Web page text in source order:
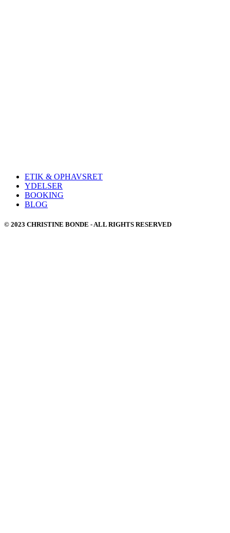
ETIK & OPHAVSRET
YDELSER
BOOKING
BLOG
© 2023 CHRISTINE BONDE - ALL RIGHTS RESERVED